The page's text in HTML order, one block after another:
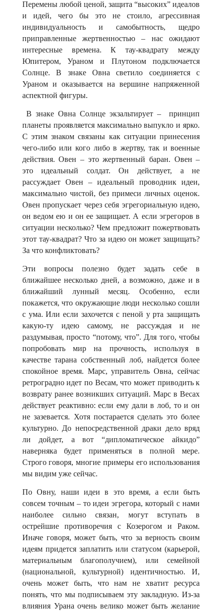
Перемены любой ценой, защита “высоких” идеалов
и идей, чего бы это не стоило, агрессивная
индивидуальность и самобытность, щедро
приправленные жертвенностью – нас ожидают
интересные времена. К тау-квадрату между
Юпитером, Ураном и Плутоном подключается
Солнце. В знаке Овна светило соединяется с
Ураном и оказывается на вершине напряженной
аспектной фигуры.
В знаке Овна Солнце экзальтирует –
принцип
планеты проявляется максимально выпукло и ярко.
С этим знаком связаны как ситуации принесения
чего-либо или кого либо в жертву, так и военные
действия. Овен – это жертвенный баран. Овен –
это идеальный солдат. Он действует, а не
рассуждает Овен – идеальный проводник идеи,
максимально чистой, без примеси личных оценок.
Овен пропускает через себя эгрегориальную идею,
он ведом ею и он ее защищает. А если эгрегоров в
ситуации несколько? Чем предложит пожертвовать
этот тау-квадрат? Что за идею он может защищать?
За что конфликтовать?
Эти вопросы полезно будет задать себе в
ближайшее несколько дней, а возможно, даже и в
ближайший лунный месяц. Особенно, если
покажется, что окружающие люди несколько сошли
с ума. Или если захочется с пеной у рта защищать
какую-ту идею самому, не рассуждая и не
раздумывая, просто “потому, что”. Для того, чтобы
попробовать мир на прочность, используя в
качестве тарана собственный лоб, найдется более
спокойное время. Марс, управитель Овна, сейчас
ретроградно идет по Весам, что может приводить к
возврату ранее возникших ситуаций. Марс в Весах
действует реактивно: если ему дали в лоб, то и он
не зазевается. Хотя постарается сделать это более
культурно. До непосредственной драки дело вряд
ли дойдет, а вот “дипломатическое айкидо”
наверняка будет применяться в полной мере.
Строго говоря, многие примеры его использования
мы видим уже сейчас.
По Овну, наши идеи в это время, а если быть
совсем точным – то идеи эгрегора, который с нами
наиболее сильно связан, могут вступать в
острейшие противоречия с Козерогом и Раком.
Иначе говоря, может быть, что за верность своим
идеям придется заплатить или статусом (карьерой,
материальным благополучием), или семейной
(национальной, культурной) идентичностью. И,
очень может быть, что нам не хватит ресурса
понять, что мы подписываем эту закладную. Из-за
влияния Урана очень велико может быть желание